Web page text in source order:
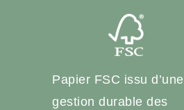
Papier FSC issu d’une
gestion durable des